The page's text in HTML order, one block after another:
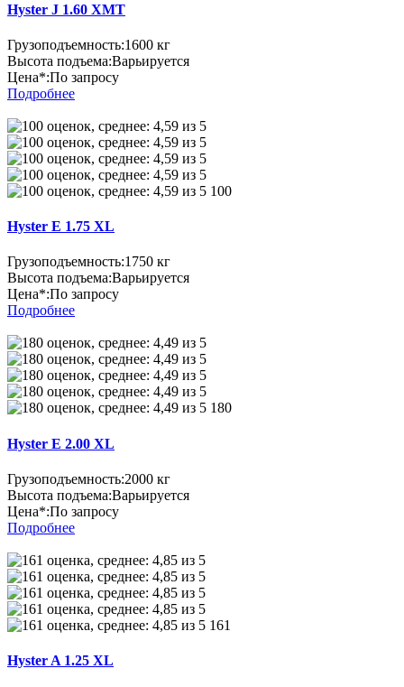
Hyster J 1.60 XMT
Грузоподъемность:1600 кг
Высота подъема:Варьируется
Цена*:По запросу
Подробнее
100
Hyster E 1.75 XL
Грузоподъемность:1750 кг
Высота подъема:Варьируется
Цена*:По запросу
Подробнее
180
Hyster E 2.00 XL
Грузоподъемность:2000 кг
Высота подъема:Варьируется
Цена*:По запросу
Подробнее
161
Hyster A 1.25 XL